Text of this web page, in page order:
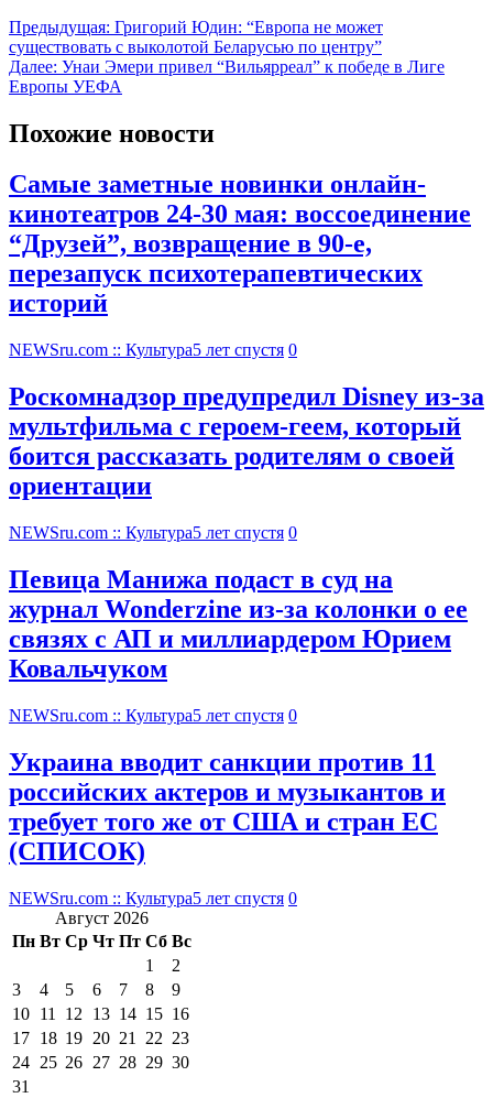
Предыдущая: Григорий Юдин: “Европа не может
существовать с выколотой Беларусью по центру”
Далее: Унаи Эмери привел “Вильярреал” к победе в Лиге
Европы УЕФА
Похожие новости
Самые заметные новинки онлайн-
кинотеатров 24-30 мая: воссоединение
“Друзей”, возвращение в 90-е,
перезапуск психотерапевтических
историй
NEWSru.com :: Культура5 лет спустя 0
Роскомнадзор предупредил Disney из-за
мультфильма c героем-геем, который
боится рассказать родителям о своей
ориентации
NEWSru.com :: Культура5 лет спустя 0
Певица Манижа подаст в суд на
журнал Wonderzine из-за колонки о ее
связях с АП и миллиардером Юрием
Ковальчуком
NEWSru.com :: Культура5 лет спустя 0
Украина вводит санкции против 11
российских актеров и музыкантов и
требует того же от США и стран ЕС
(СПИСОК)
NEWSru.com :: Культура5 лет спустя 0
Август 2026
Пн Вт Ср Чт Пт Сб Вс
1
2
3
4 5 6 7 8
9
10 11 12 13 14 15 16
17 18 19 20 21 22 23
24 25 26 27 28 29 30
31